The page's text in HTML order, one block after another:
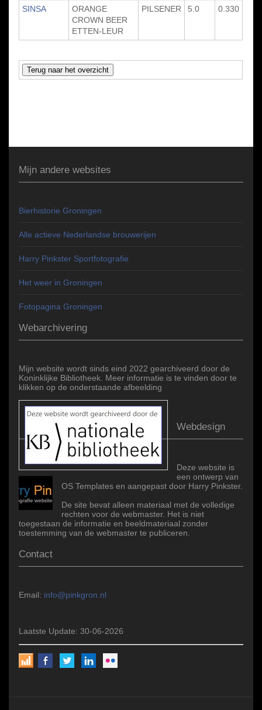
SINSA
ORANGE
CROWN BEER
ETTEN-LEUR
PILSENER 5.0 0.330
Mijn andere websites
Bierhistorie Groningen
Alle actieve Nederlandse brouwerijen
Harry Pinkster Sportfotografie
Het weer in Groningen
Fotopagina Groningen
Webarchivering
Mijn website wordt sinds eind 2022 gearchiveerd door de
Koninklijke Bibliotheek. Meer informatie is te vinden door te
klikken op de onderstaande afbeelding
Webdesign
Deze website is
een ontwerp van
OS Templates en aangepast door Harry Pinkster.
De site bevat alleen materiaal met de volledige
rechten voor de webmaster. Het is niet
toegestaan de informatie en beeldmateriaal zonder
toestemming van de webmaster te publiceren.
Contact
Email: info@pinkgron.nl
Laatste Update: 30-06-2026